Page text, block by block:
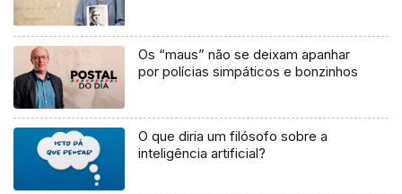
Os “maus” não se deixam apanhar
por polícias simpáticos e bonzinhos
O que diria um filósofo sobre a
inteligência artificial?